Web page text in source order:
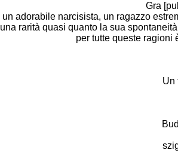
Gra
un adorabile narcisista, un ragazzo
una rarità quasi quanto la sua
per tutte queste ragioni
Un